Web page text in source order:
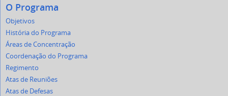
O Programa
Objetivos
História do Programa
Áreas de Concentração
Coordenação do Programa
Regimento
Atas de Reuniões
Atas de Defesas